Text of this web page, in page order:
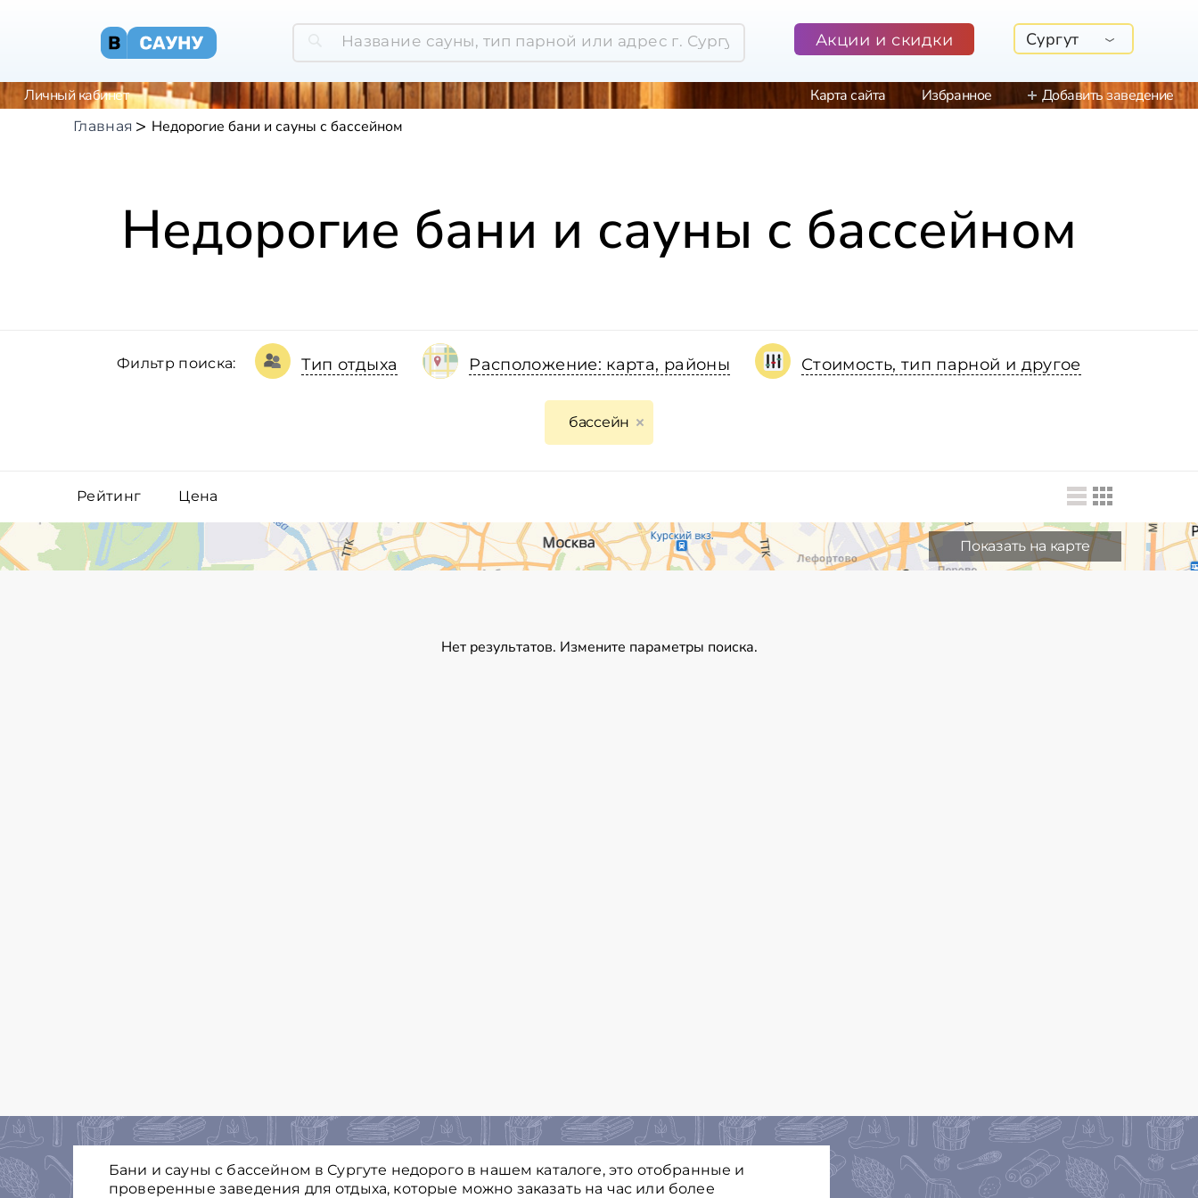
Акции и скидки Сургут
Личный кабинет Карта сайта Избранное Добавить заведение
Главная Недорогие бани и сауны с бассейном
Недорогие бани и сауны с бассейном
Фильтр поиска: Тип отдыха Расположение: карта, районы Стоимость, тип парной и другое
бассейн
Рейтинг Цена
Показать на карте
Нет результатов. Измените параметры поиска.
Бани и сауны с бассейном в Сургуте недорого в нашем каталоге, это отобранные и
проверенные заведения для отдыха, которые можно заказать на час или более